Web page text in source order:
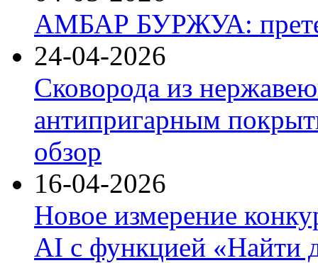
АМБАР БУРЖУА:
24-04-2026
Сковорода из
антипригарным
обзор
16-04-2026
Новое измерение
AI с функцией «Найти